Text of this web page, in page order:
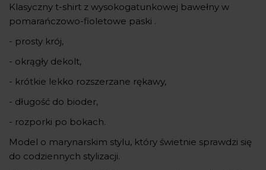
Klasyczny t-shirt z wysokogatunkowej bawełny w
pomarańczowo-fioletowe paski .
- prosty krój,
- okrągły dekolt,
- krótkie lekko rozszerzane rękawy,
- długość do bioder,
- rozporki po bokach.
Model o marynarskim stylu, który świetnie sprawdzi się
do codziennych stylizacji.